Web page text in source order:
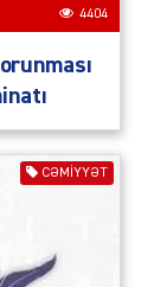
4404
CƏMIYYƏT